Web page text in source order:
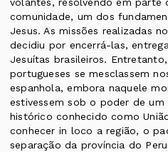
volantes, resolvendo em parte
comunidade, um dos
Jesus. As missões realizadas
decidiu por encerrá-las,
Jesuítas brasileiros.
portugueses se mesclassem
espanhola, embora naquele
estivessem sob o poder de
histórico conhecido como
conhecer in loco a região, o
separação da província do